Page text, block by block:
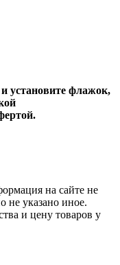
установите флажок,
на сайте не
не указано иное.
и цену товаров у